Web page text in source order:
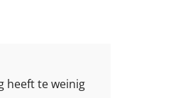
heeft te weinig